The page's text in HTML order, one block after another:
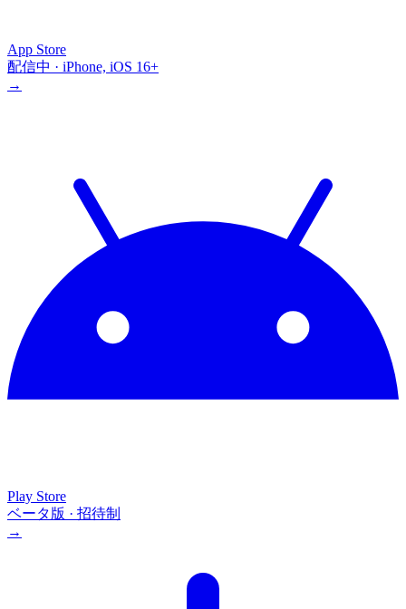
App Store
配信中 · iPhone, iOS 16+
→
Play Store
ベータ版 · 招待制
→